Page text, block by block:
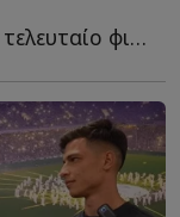
Ο Σταύρος Καζαντζόγλου για το τελευταίο φιλικό τεστ τ...